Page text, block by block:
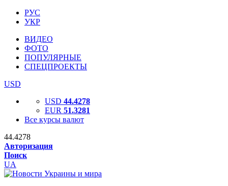
РУС
УКР
ВИДЕО
ФОТО
ПОПУЛЯРНЫЕ
СПЕЦПРОЕКТЫ
USD
USD 44.4278
EUR 51.3281
Все курсы валют
44.4278
Авторизация
Поиск
UA